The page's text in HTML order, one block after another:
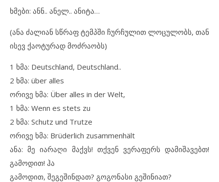
ხმები: ანნ.. ანელ.. ანიტა…
(ანა ძალიან სწრაფ ტემპში ჩურჩულით ლოცულობს, თან
ისევ ქაოტურად მოძრაობს)
1 ხმა: Deutschland, Deutschland..
2 ხმა: über alles
ორივე ხმა: Über alles in der Welt,
1 ხმა: Wenn es stets zu
2 ხმა: Schutz und Trutze
ორივე ხმა: Brüderlich zusammenhält
ანა: მე იარაღი მაქვს! თქვენ ვერაფერს დამიშავებთ!
გამოდით! ჰა
გამოდით, შეგეშინდათ? გოგონასი გეშინიათ?